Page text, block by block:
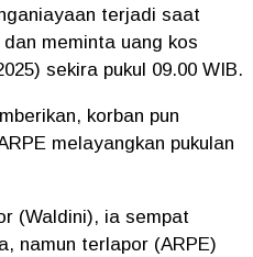
terjadi saat
meminta uang kos
sekira pukul 09.00 WIB.
korban pun
melayangkan pukulan
(Waldini), ia sempat
namun terlapor (ARPE)